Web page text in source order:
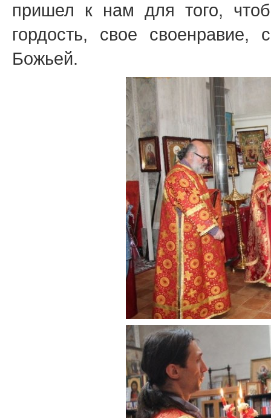
пришел к нам для того,
гордость, свое своенравие,
Божьей.